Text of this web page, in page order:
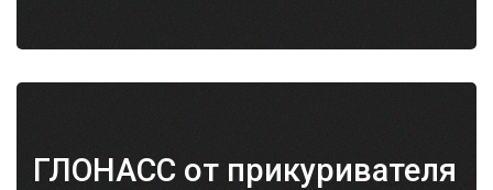
ГЛОНАСС от прикуривателя